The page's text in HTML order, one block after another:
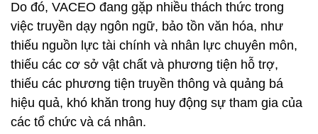
Do đó, VACEO đang gặp nhiều thách thức trong
việc truyền dạy ngôn ngữ, bảo tồn văn hóa, như
thiếu nguồn lực tài chính và nhân lực chuyên môn,
thiếu các cơ sở vật chất và phương tiện hỗ trợ,
thiếu các phương tiện truyền thông và quảng bá
hiệu quả, khó khăn trong huy động sự tham gia của
các tổ chức và cá nhân.